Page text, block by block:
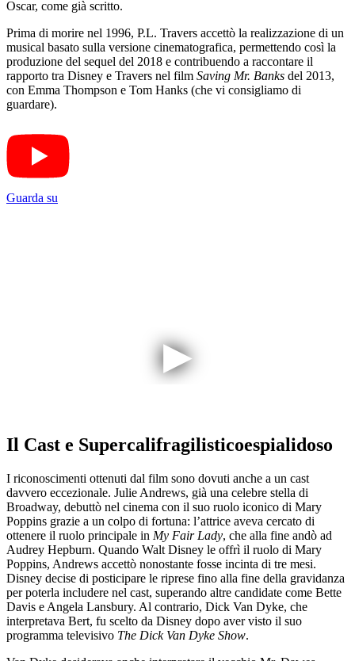
Oscar, come già scritto.
Prima di morire nel 1996, P.L. Travers accettò la realizzazione di un
musical basato sulla versione cinematografica, permettendo così la
produzione del sequel del 2018 e contribuendo a raccontare il
rapporto tra Disney e Travers nel film Saving Mr. Banks del 2013,
con Emma Thompson e Tom Hanks (che vi consigliamo di
guardare).
Guarda su
Il Cast e Supercalifragilisticoespialidoso
I riconoscimenti ottenuti dal film sono dovuti anche a un cast
davvero eccezionale. Julie Andrews, già una celebre stella di
Broadway, debuttò nel cinema con il suo ruolo iconico di Mary
Poppins grazie a un colpo di fortuna: l’attrice aveva cercato di
ottenere il ruolo principale in My Fair Lady, che alla fine andò ad
Audrey Hepburn. Quando Walt Disney le offrì il ruolo di Mary
Poppins, Andrews accettò nonostante fosse incinta di tre mesi.
Disney decise di posticipare le riprese fino alla fine della gravidanza
per poterla includere nel cast, superando altre candidate come Bette
Davis e Angela Lansbury. Al contrario, Dick Van Dyke, che
interpretava Bert, fu scelto da Disney dopo aver visto il suo
programma televisivo The Dick Van Dyke Show.